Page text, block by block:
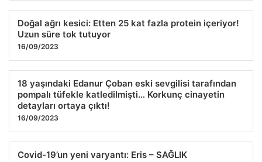
Doğal ağrı kesici: Etten 25 kat fazla protein içeriyor!
Uzun süre tok tutuyor
16/09/2023
18 yaşındaki Edanur Çoban eski sevgilisi tarafından
pompalı tüfekle katledilmişti… Korkunç cinayetin
detayları ortaya çıktı!
16/09/2023
Covid-19’un yeni varyantı: Eris – SAĞLIK